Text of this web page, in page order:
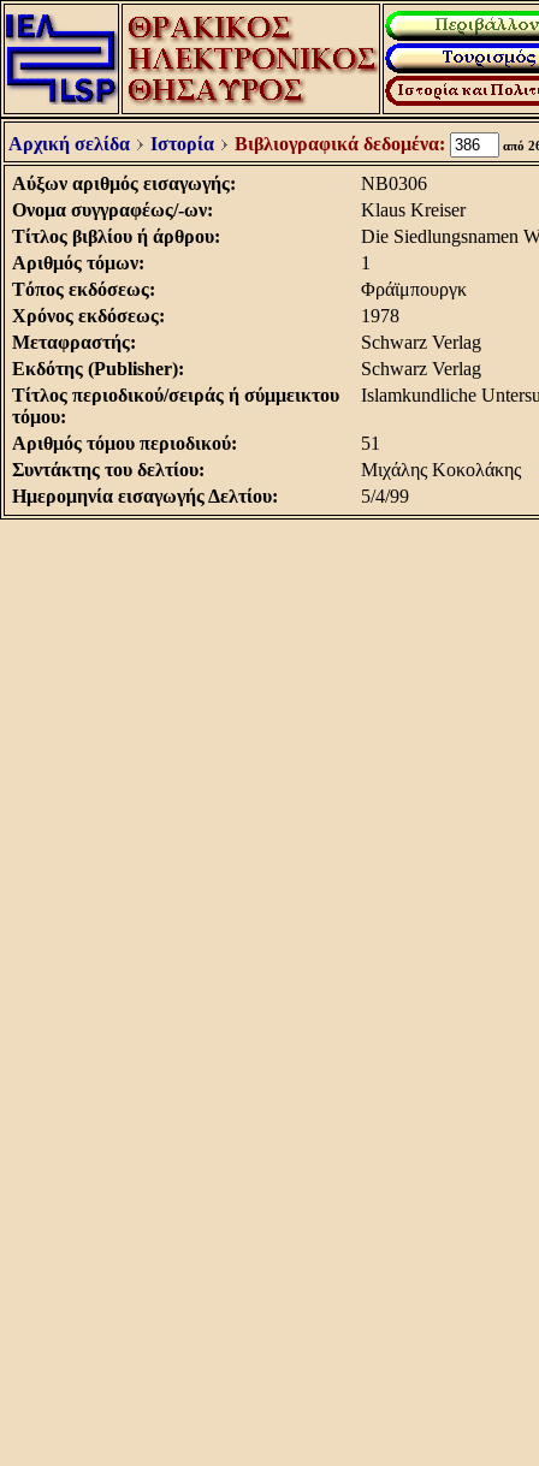
Αρχική σελίδα Ιστορία Βιβλιογραφικά δεδομένα: από
Aύξων αριθμός εισαγωγής:
NB0306
Oνομα συγγραφέως/-ων:
Klaus Kreiser
Tίτλος βιβλίου ή άρθρου:
Die Siedlungsnamen
Aριθμός τόμων:
1
Tόπος εκδόσεως:
Φράϊμπουργκ
Xρόνος εκδόσεως:
1978
Mεταφραστής:
Schwarz Verlag
Eκδότης (Publisher):
Schwarz Verlag
Tίτλος περιοδικού/σειράς ή σύμμεικτου
τόμου:
Islamkundliche
Aριθμός τόμου περιοδικού:
51
Συντάκτης του δελτίου:
Μιχάλης Κοκολάκης
Hμερομηνία εισαγωγής Δελτίου:
5/4/99